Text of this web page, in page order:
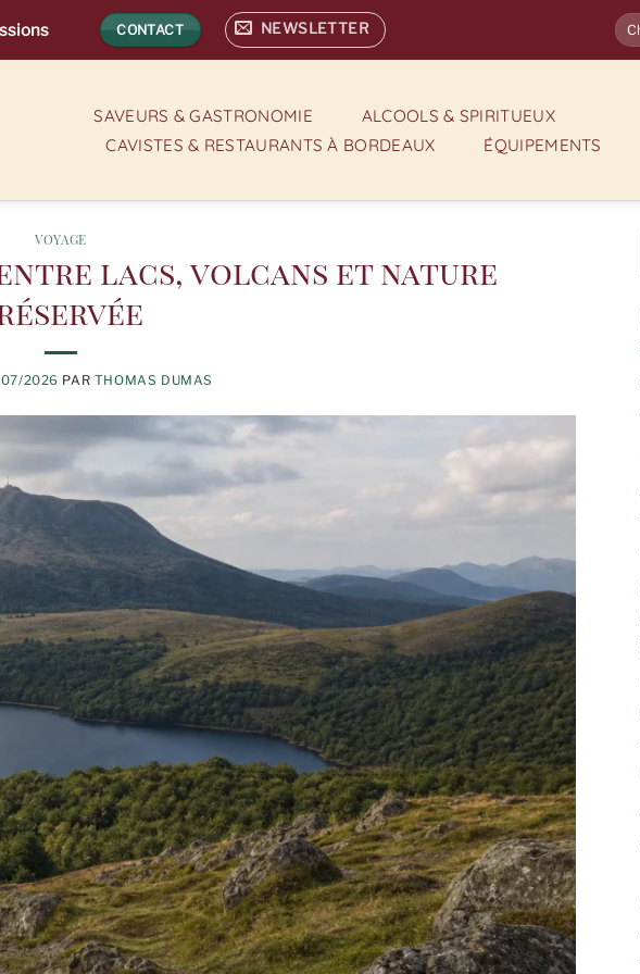
CONTACT NEWSLETTER
SAVEURS & GASTRONOMIE
ALCOOLS & SPIRITUEUX
CAVISTES & RESTAURANTS À BORDEAUX
ÉQUIPEMENTS
VOYAGE
lacs, volcans et nature
07/2026 PAR THOMAS DUMAS